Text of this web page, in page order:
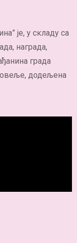
је, у складу са
награда,
града
додељена